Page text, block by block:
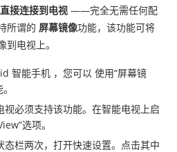
接连接到电视 ——完全无需任何配
所谓的 屏幕镜像功能，该功能可将
电视上。
智能手机 ，您可以 使用“屏幕镜
必须支持该功能。在智能电视上启
选项。
栏两次，打开快速设置。点击其中